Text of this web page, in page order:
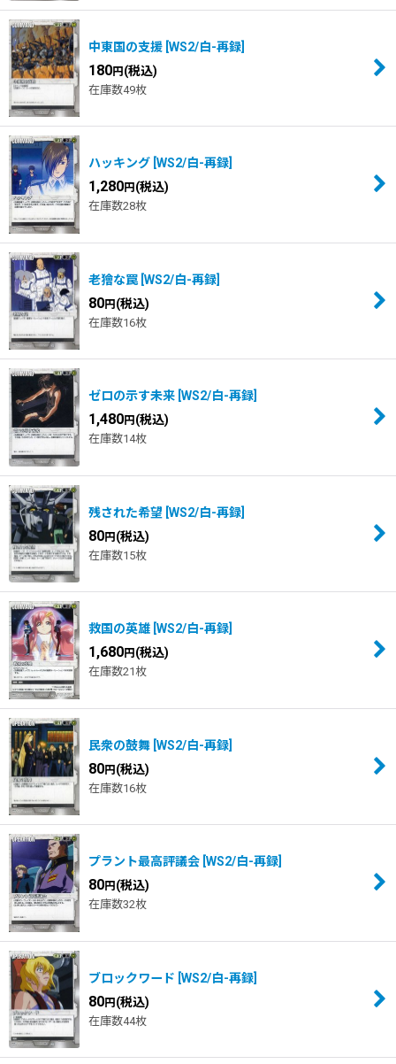
中東国の支援 WS2/白-再録
180円 (税込)
在庫数49枚
ハッキング WS2/白-再録
1,280円 (税込)
在庫数28枚
老獪な罠 WS2/白-再録
80円 (税込)
在庫数16枚
ゼロの示す未来 WS2/白-再録
1,480円 (税込)
在庫数14枚
残された希望 WS2/白-再録
80円 (税込)
在庫数15枚
救国の英雄 WS2/白-再録
1,680円 (税込)
在庫数21枚
民衆の鼓舞 WS2/白-再録
80円 (税込)
在庫数16枚
プラント最高評議会 WS2/白-再録
80円 (税込)
在庫数32枚
ブロックワード WS2/白-再録
80円 (税込)
在庫数44枚